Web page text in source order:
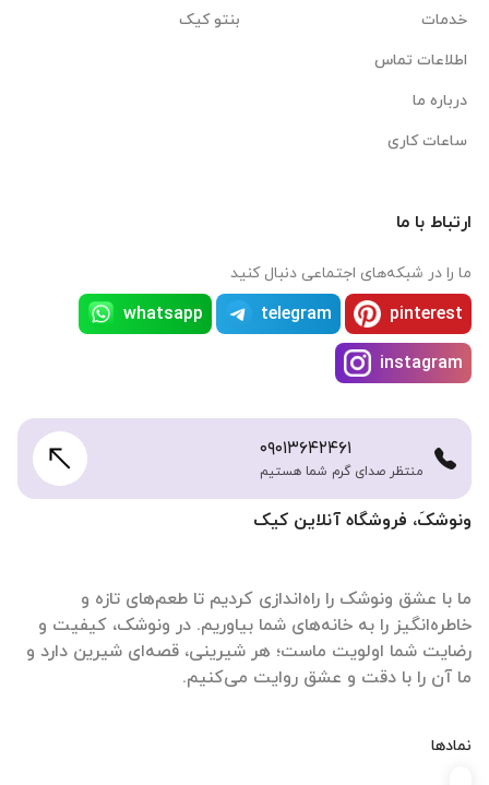
ونوشکَ، فروشگاه آنلاین کیک
ما با عشق ونوشک را راه‌اندازی کردیم تا طعم‌های تازه و
خاطره‌انگیز را به خانه‌های شما بیاوریم. در ونوشک، کیفیت و
رضایت شما اولویت ماست؛ هر شیرینی، قصه‌ای شیرین دارد و
ما آن را با دقت و عشق روایت می‌کنیم.
نمادها
خدمات
اطلاعات تماس
درباره ما
ساعات کاری
بنتو کیک
ارتباط با ما
ما را در شبکه‌های اجتماعی دنبال کنید
pinterest
telegram
whatsapp
instagram
۰۹۰۱۳۶۴۲۴۶۱
منتظر صدای گرم شما هستیم